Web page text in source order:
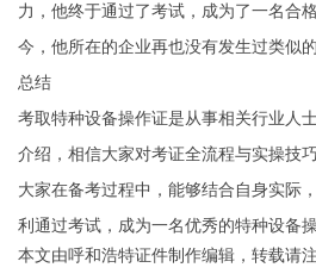
力，他终于通过了考试，成为了一名合
今，他所在的企业再也没有发生过类似的
总结
考取特种设备操作证是从事相关行业人
介绍，相信大家对考证全流程与实操技
大家在备考过程中，能够结合自身实际
利通过考试，成为一名优秀的特种设备操
本文由呼和浩特证件制作编辑，转载请注